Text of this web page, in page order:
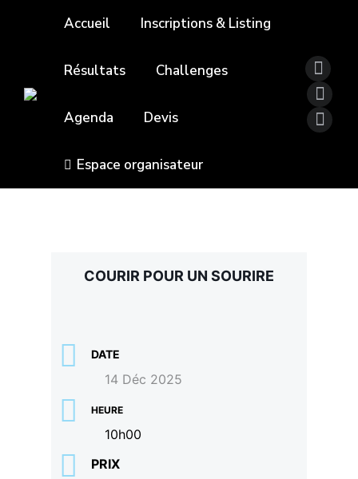
Accueil Inscriptions & Listing
Résultats Challenges
Agenda Devis
Espace organisateur
COURIR POUR UN SOURIRE
DATE
14 Déc 2025
HEURE
10h00
PRIX